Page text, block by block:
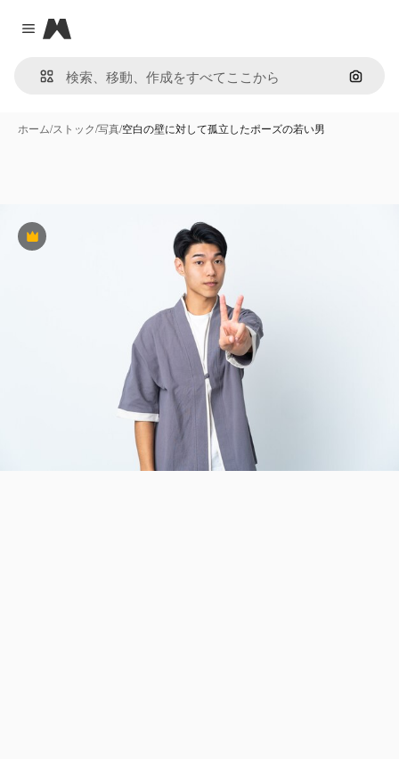
Close menu
Magnific
画像で
ホーム/ストック/写真/空白の壁に対して孤立したポーズの若い男
Premium